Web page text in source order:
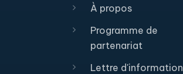
À propos
Programme de
partenariat
Lettre d'information